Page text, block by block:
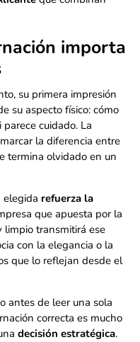
importa
su primera impresión
su aspecto físico: cómo
cuidado. La
la diferencia entre
termina olvidado en un
elegida refuerza la
que apuesta por la
limpio transmitirá ese
con la elegancia o la
que lo reflejan desde el
antes de leer una sola
correcta es mucho
decisión estratégica.